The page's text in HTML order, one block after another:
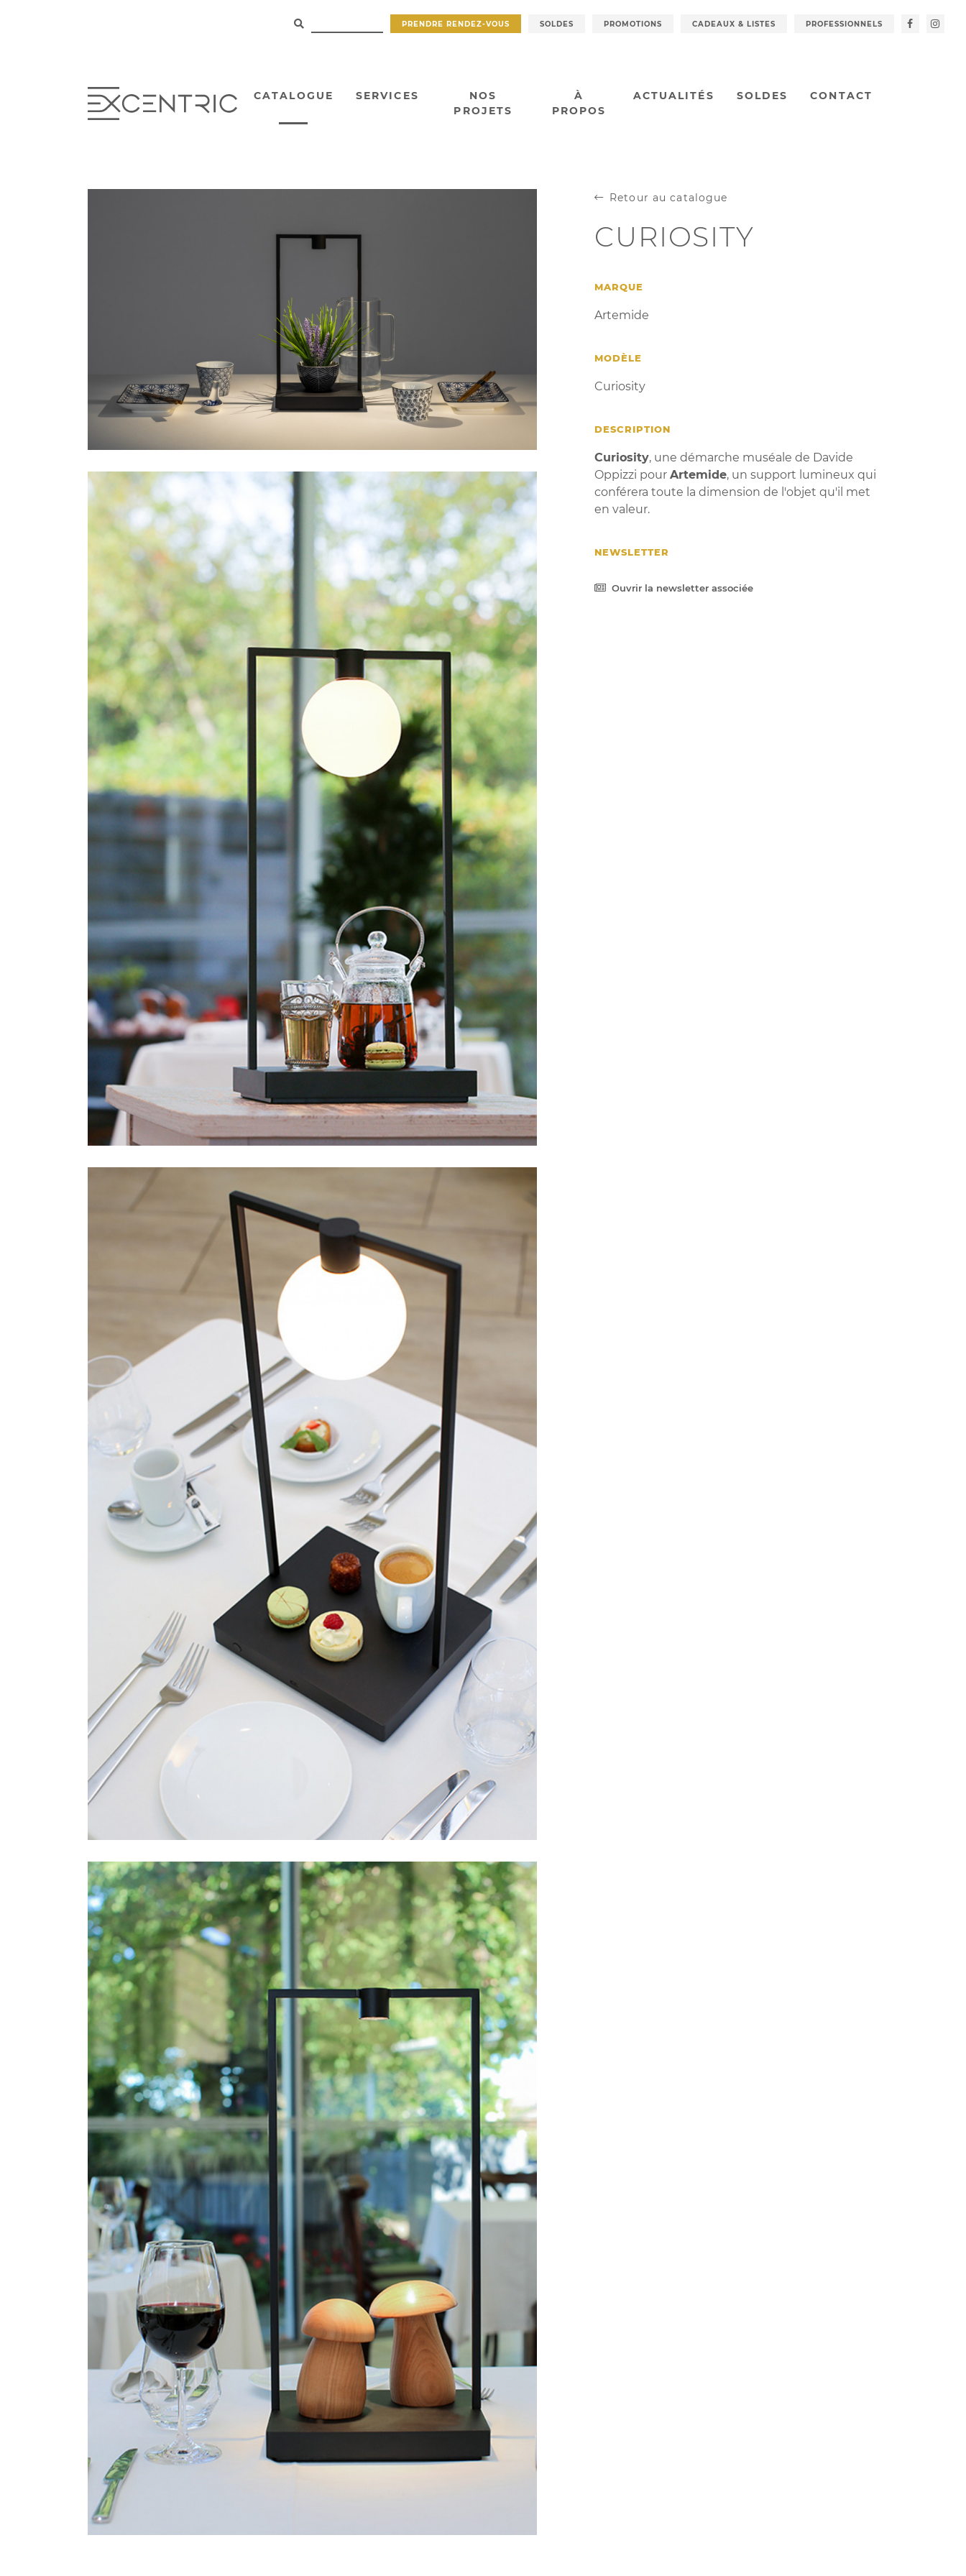
CATALOGUE SERVICES
NOS
PROJETS
À
PROPOS
ACTUALITÉS SOLDES CONTACT
PRENDRE RENDEZ-VOUS SOLDES PROMOTIONS CADEAUX & LISTES PROFESSIONNELS
Retour au catalogue
CURIOSITY
MARQUE
Artemide
MODÈLE
Curiosity
DESCRIPTION
Curiosity, une démarche muséale de Davide
Oppizzi pour Artemide, un support lumineux qui
conférera toute la dimension de l'objet qu'il met
en valeur.
NEWSLETTER
Ouvrir la newsletter associée